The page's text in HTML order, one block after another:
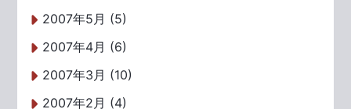
2007年5月 (5)
2007年4月 (6)
2007年3月 (10)
2007年2月 (4)